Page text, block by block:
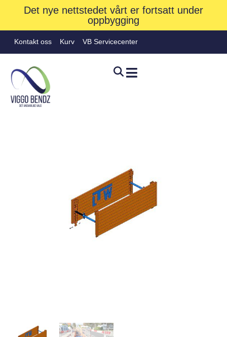
Det nye nettstedet vårt er fortsatt under
oppbygging
Kontakt oss Kurv VB Servicecenter